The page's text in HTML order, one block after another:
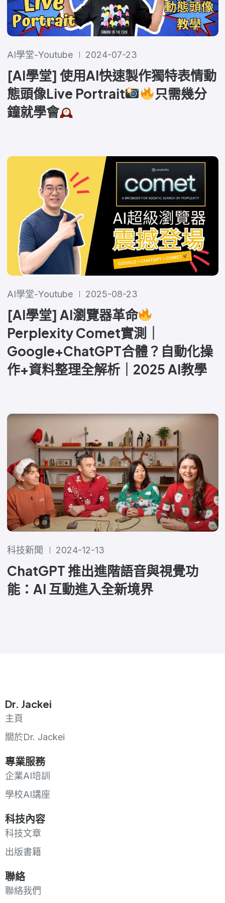
AI學堂-Youtube 2024-07-23
[AI學堂] 使用AI快速製作獨特表情動
態頭像Live Portrait
只需幾分
鐘就學會
AI學堂-Youtube 2025-08-23
[AI學堂] AI瀏覽器革命
Perplexity Comet實測｜
Google+ChatGPT合體？自動化操
作+資料整理全解析｜2025 AI教學
科技新聞 2024-12-13
ChatGPT 推出進階語音與視覺功
能：AI 互動進入全新境界
Dr. Jackei
主頁
關於Dr. Jackei
專業服務
企業AI培訓
學校AI講座
科技內容
科技文章
出版書籍
聯絡
聯絡我們